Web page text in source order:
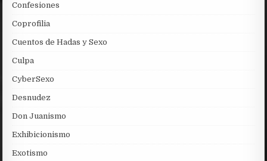
Confesiones
Coprofilia
Cuentos de Hadas y Sexo
Culpa
CyberSexo
Desnudez
Don Juanismo
Exhibicionismo
Exotismo